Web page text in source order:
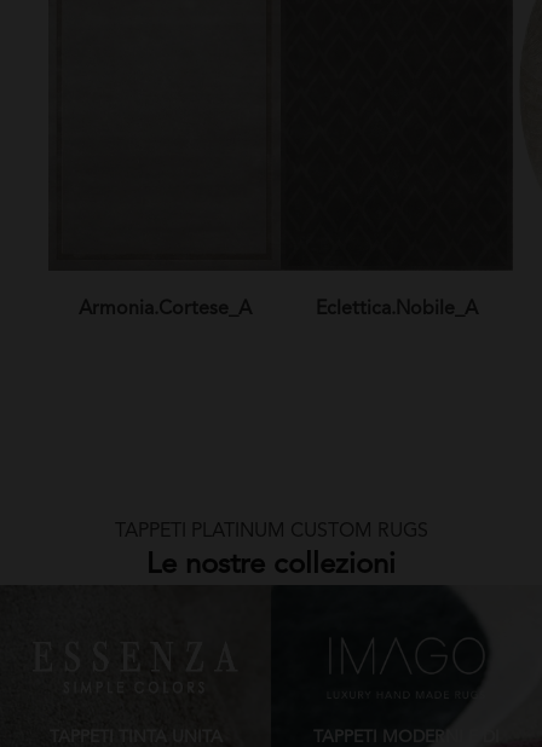
Armonia.Cortese_A Eclettica.Nobile_A
TAPPETI PLATINUM CUSTOM RUGS
Le nostre collezioni
TAPPETI MODERNI E DI